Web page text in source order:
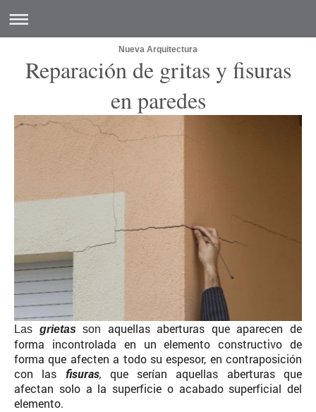
Nueva Arquitectura
Reparación de gritas y fisuras
en paredes
Las grietasson
aquellas aberturas que aparecen de
forma incontrolada en un elemento constructivo de
forma que afecten a todo su espesor, en contraposición
con las fisuras, que serían aquellas aberturas que
afectan solo a la superficie o acabado superficial del
elemento.